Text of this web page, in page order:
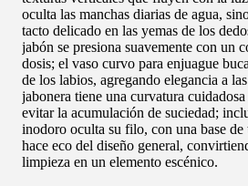
oculta las manchas diarias de agua,
tacto delicado en las yemas de los
jabón se presiona suavemente con un
dosis; el vaso curvo para enjuague
de los labios, agregando elegancia a
jabonera tiene una curvatura
evitar la acumulación de suciedad;
inodoro oculta su filo, con una base de
hace eco del diseño general,
limpieza en un elemento escénico.